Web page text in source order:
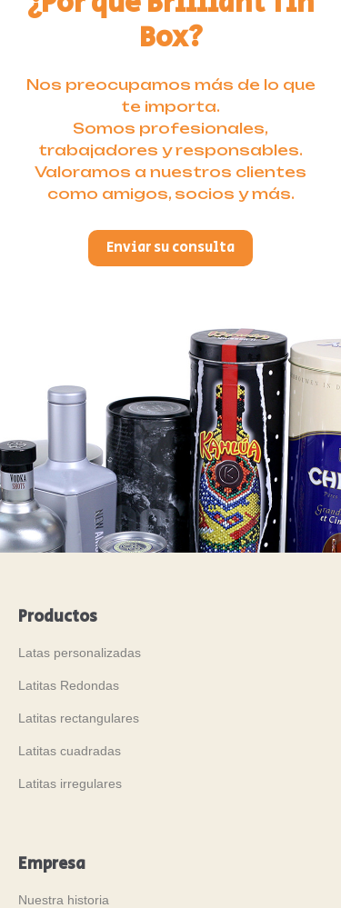
Box?
Nos preocupamos más de lo que
te importa.
Somos profesionales,
trabajadores y responsables.
Valoramos a nuestros clientes
como amigos, socios y más.
Enviar su consulta
Productos
Latas personalizadas
Latitas Redondas
Latitas rectangulares
Latitas cuadradas
Latitas irregulares
Empresa
Nuestra historia